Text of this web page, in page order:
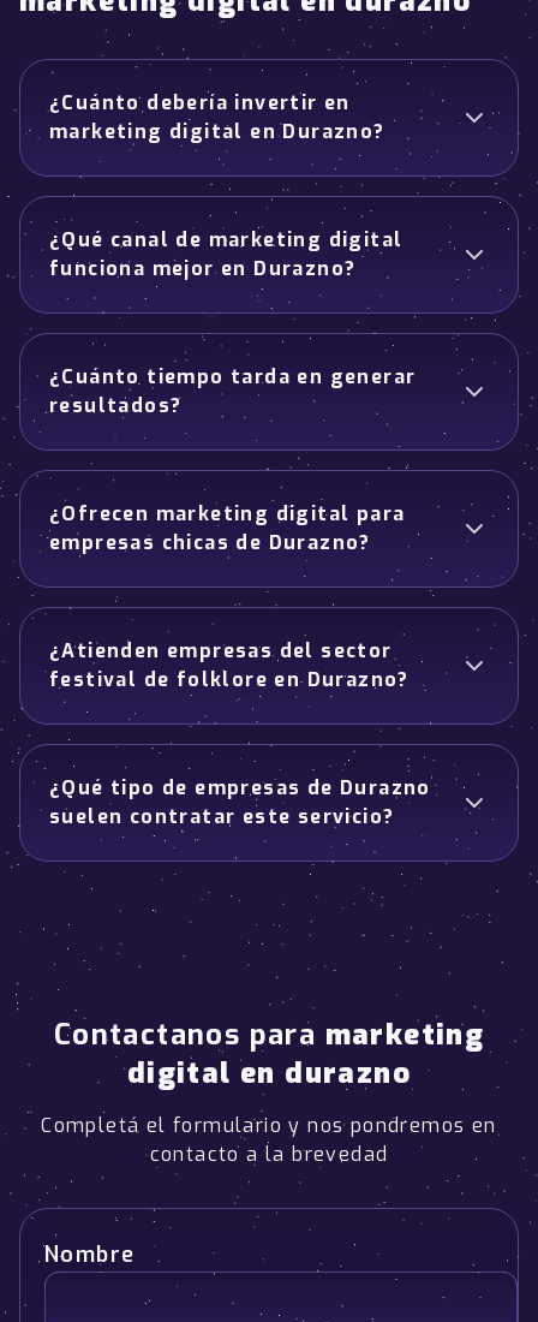
¿Cuánto debería invertir en
marketing digital en Durazno?
¿Qué canal de marketing digital
funciona mejor en Durazno?
¿Cuánto tiempo tarda en generar
resultados?
¿Ofrecen marketing digital para
empresas chicas de Durazno?
¿Atienden empresas del sector
festival de folklore en Durazno?
¿Qué tipo de empresas de Durazno
suelen contratar este servicio?
Contactanos para marketing
digital en durazno
Completá el formulario y nos pondremos en
contacto a la brevedad
Nombre